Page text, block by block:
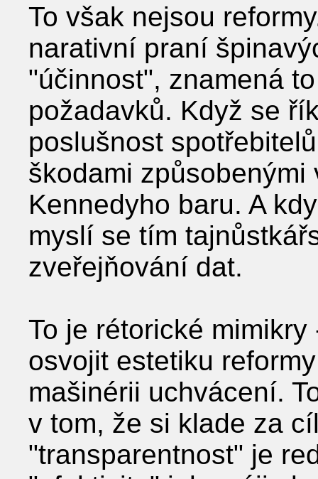
To však nejsou
narativní praní
"účinnost", znamená
požadavků. Když se
poslušnost
škodami
Kennedyho baru. A
myslí se tím
zveřejňování dat.
To je rétorické
osvojit estetiku
mašinérii uchvácení.
v tom, že si klade za
"transparentnost" je